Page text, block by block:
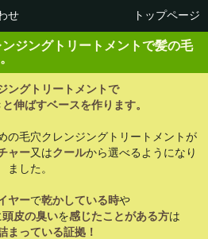
せ トップページ
ジングトリートメントで髪の毛
ングトリートメントで
伸ばすベースを作ります。
の毛穴クレンジングトリートメントが
ャー又はクールから選べるようになり
ました。
ヤーで乾かしている時や
頭皮の臭いを感じたことがある方は
まっている証拠！